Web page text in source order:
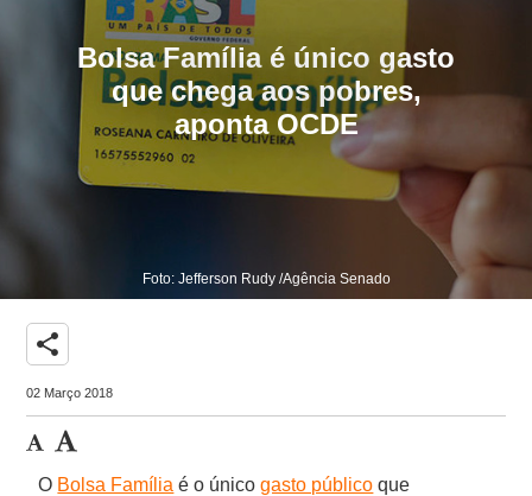
Bolsa Família é único gasto
que chega aos pobres,
aponta OCDE
Foto: Jefferson Rudy /Agência Senado
share
02 Março 2018
O Bolsa Família é o únicogasto público que